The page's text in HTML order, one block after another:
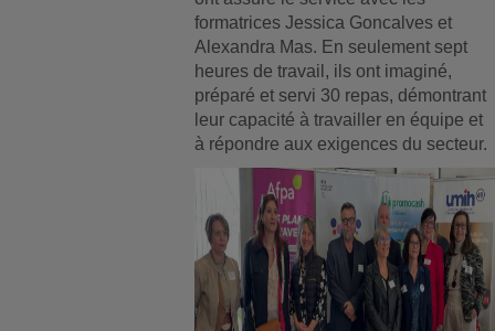
formatrices Jessica Goncalves et
Alexandra Mas. En seulement sept
heures de travail, ils ont imaginé,
préparé et servi 30 repas, démontrant
leur capacité à travailler en équipe et
à répondre aux exigences du secteur.